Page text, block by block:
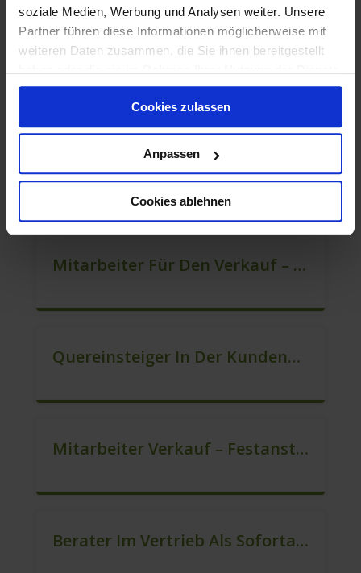
soziale Medien, Werbung und Analysen weiter. Unsere
Partner führen diese Informationen möglicherweise mit
weiteren Daten zusammen, die Sie ihnen bereitgestellt
gesammelt haben.
Cookies zulassen
Anpassen
Cookies ablehnen
Quereinsteiger Kundenberatung In Vollzeit (m/w/d)
Verkäufer – Festanstellung – Sofort Starten (m/w/d)
Mitarbeiter Für Den Verkauf – Quereinstieg Möglich (m/w/d)
Quereinsteiger In Der Kundenberatung (m/w/d)
Mitarbeiter Verkauf – Festanstellung (m/w/d)
Berater Im Vertrieb Als Sofortanstellung (m/w/d)